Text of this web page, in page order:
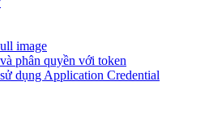
image
phân quyền với token
dụng Application Credential